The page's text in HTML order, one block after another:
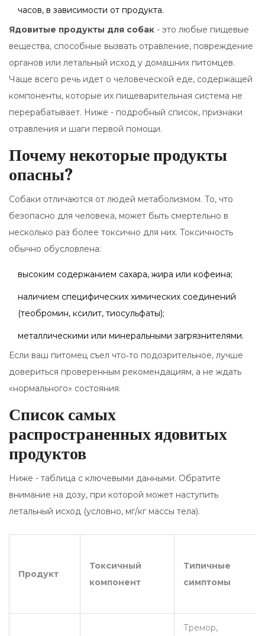
часов, в зависимости от продукта.
Ядовитые продукты для собак - это любые пищевые
вещества, способные вызвать отравление, повреждение
органов или летальный исход у домашних питомцев.
Чаще всего речь идет о человеческой еде, содержащей
компоненты, которые их пищеварительная система не
перерабатывает. Ниже - подробный список, признаки
отравления и шаги первой помощи.
Почему некоторые продукты
опасны?
Собаки отличаются от людей метаболизмом. То, что
безопасно для человека, может быть смертельно в
несколько раз более токсично для них. Токсичность
обычно обусловлена:
высоким содержанием сахара, жира или кофеина;
наличием специфических химических соединений
(теобромин, ксилит, тиосульфаты);
металлическими или минеральными загрязнителями.
Если ваш питомец съел что‑то подозрительное, лучше
довериться проверенным рекомендациям, а не ждать
«нормального» состояния.
Список самых
распространенных ядовитых
продуктов
Ниже - таблица с ключевыми данными. Обратите
внимание на дозу, при которой может наступить
летальный исход (условно, мг/кг массы тела).
Продукт
Токсичный
компонент
Типичные
симптомы
Тремор,